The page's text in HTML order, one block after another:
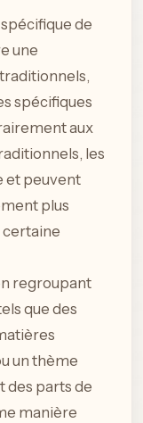
de
une
spécifiques
aux
les
et peuvent
plus
regroupant
que des
un thème
des parts de
manière